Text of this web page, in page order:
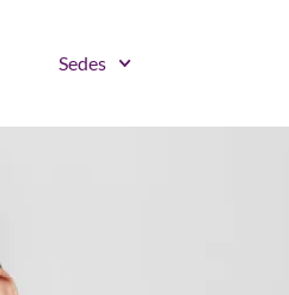
Sedes